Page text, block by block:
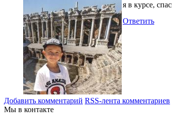
я в курсе,
Ответить
Добавить комментарий RSS-лента комментариев
Мы в контакте